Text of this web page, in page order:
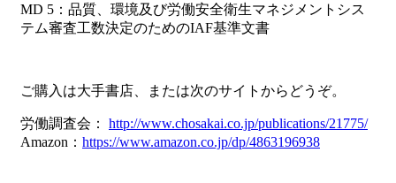
MD 5：品質、環境及び労働安全衛生マネジメントシス
テム審査工数決定のためのIAF基準文書
ご購入は大手書店、または次のサイトからどうぞ。
労働調査会： http://www.chosakai.co.jp/publications/21775/
Amazon： https://www.amazon.co.jp/dp/4863196938